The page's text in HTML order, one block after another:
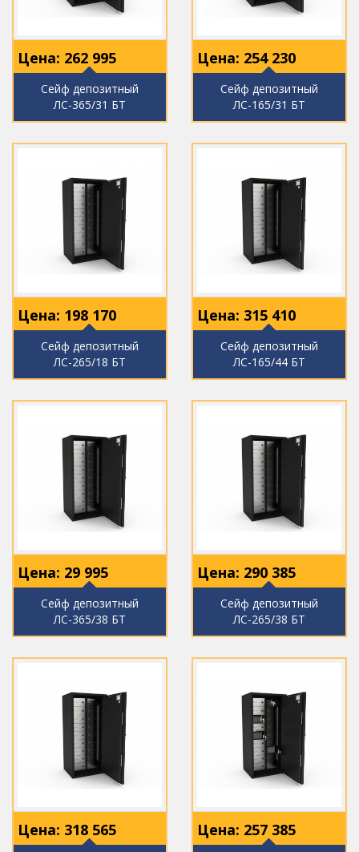
Цена: 262 995
Сейф депозитный
ЛС-365/31 БТ
Цена: 254 230
Сейф депозитный
ЛС-165/31 БТ
Цена: 198 170
Сейф депозитный
ЛС-265/18 БТ
Цена: 315 410
Сейф депозитный
ЛС-165/44 БТ
Цена: 29 995
Сейф депозитный
ЛС-365/38 БТ
Цена: 290 385
Сейф депозитный
ЛС-265/38 БТ
Цена: 318 565 Цена: 257 385